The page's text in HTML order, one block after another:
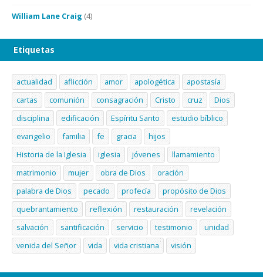
William Lane Craig (4)
Etiquetas
actualidad aflicción amor apologética
apostasía
cartas
comunión consagración Cristo cruz
Dios
disciplina
edificación Espíritu Santo
estudio bíblico
evangelio
familia fe gracia
hijos
Historia de la Iglesia
iglesia jóvenes
llamamiento
matrimonio
mujer obra de Dios
oración
palabra de Dios
pecado profecía
propósito de Dios
quebrantamiento
reflexión restauración
revelación
salvación
santificación servicio testimonio
unidad
venida del Señor
vida vida cristiana visión